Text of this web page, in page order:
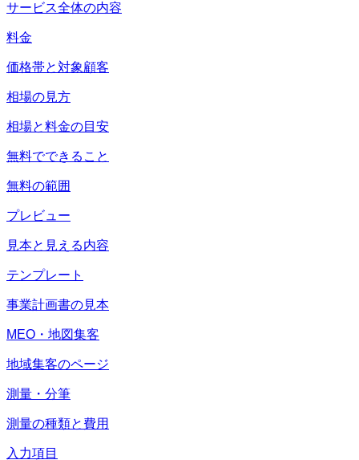
サービス全体の内容
料金
価格帯と対象顧客
相場の見方
相場と料金の目安
無料でできること
無料の範囲
プレビュー
見本と見える内容
テンプレート
事業計画書の見本
MEO・地図集客
地域集客のページ
測量・分筆
測量の種類と費用
入力項目